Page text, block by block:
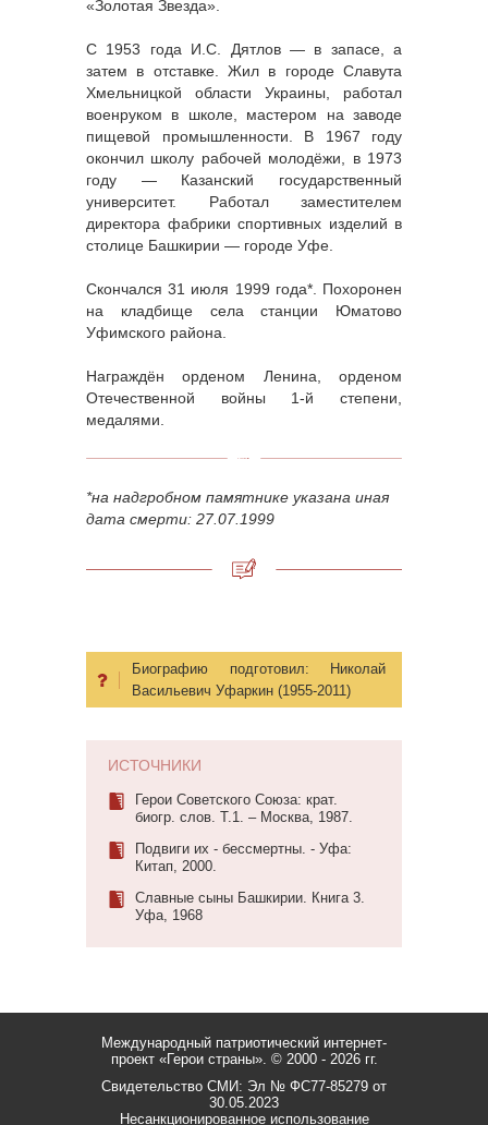
«Золотая Звезда».
С 1953 года И.С. Дятлов — в запасе, а
затем в отставке. Жил в городе Славута
Хмельницкой области Украины, работал
военруком в школе, мастером на заводе
пищевой промышленности. В 1967 году
окончил школу рабочей молодёжи, в 1973
году — Казанский государственный
университет. Работал заместителем
директора фабрики спортивных изделий в
столице Башкирии — городе Уфе.
Скончался 31 июля 1999 года*. Похоронен
на кладбище села станции Юматово
Уфимского района.
Награждён орденом Ленина, орденом
Отечественной войны 1-й степени,
медалями.
*на надгробном памятнике указана иная
дата смерти: 27.07.1999
Биографию подготовил:
Николай
Васильевич Уфаркин (1955-2011)
ИСТОЧНИКИ
Герои Советского Союза: крат.
биогр. слов. Т.1. – Москва, 1987.
Подвиги их - бессмертны. - Уфа:
Китап, 2000.
Славные сыны Башкирии. Книга 3.
Уфа, 1968
Международный патриотический интернет-
проект «Герои страны». © 2000 - 2026 гг.
Свидетельство СМИ: Эл № ФС77-85279 от
30.05.2023
Несанкционированное использование